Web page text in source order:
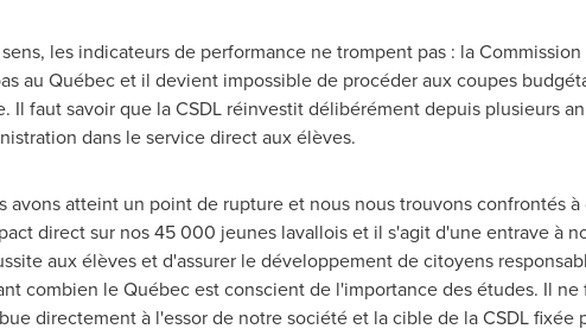
les indicateurs de performance ne trompent pas : la
au Québec et il devient impossible de procéder aux coupes
Il faut savoir que la CSDL réinvestit délibérément depuis plusieurs
dans le service direct aux élèves.
avons atteint un point de rupture et nous nous trouvons confrontés
direct sur nos 45 000 jeunes lavallois et il s'agit d'une entrave à
aux élèves et d'assurer le développement de citoyens
combien le Québec est conscient de l'importance des études. Il
directement à l'essor de notre société et la cible de la CSDL